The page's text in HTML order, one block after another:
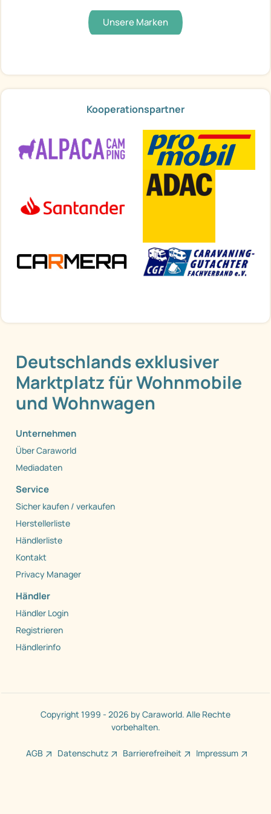
Unsere Marken
Kooperationspartner
Deutschlands exklusiver
Marktplatz für Wohnmobile
und Wohnwagen
Unternehmen
Über Caraworld
Mediadaten
Service
Sicher kaufen / verkaufen
Herstellerliste
Händlerliste
Kontakt
Privacy Manager
Händler
Händler Login
Registrieren
Händlerinfo
Copyright 1999 - 2026 by Caraworld. Alle Rechte
vorbehalten.
AGB Datenschutz Barrierefreiheit Impressum